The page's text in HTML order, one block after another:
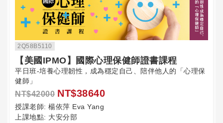
2Q58B5110
【美國IPMO】國際心理保健師證書課程
平日班-培養心理韌性，成為穩定自己、陪伴他人的「心理保
健師」
NT$42000 NT$38640
授課老師: 楊依萍 Eva Yang
上課地點: 大安分部